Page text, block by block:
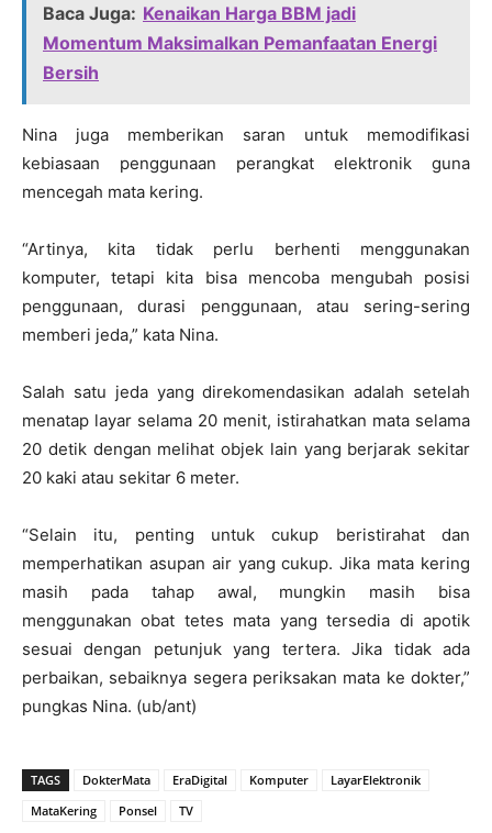
Baca Juga: Kenaikan Harga BBM jadi
Momentum Maksimalkan Pemanfaatan Energi
Bersih
Nina juga memberikan saran untuk memodifikasi
kebiasaan penggunaan perangkat elektronik guna
mencegah mata kering.
“Artinya, kita tidak perlu berhenti menggunakan
komputer, tetapi kita bisa mencoba mengubah posisi
penggunaan, durasi penggunaan, atau sering-sering
memberi jeda,” kata Nina.
Salah satu jeda yang direkomendasikan adalah setelah
menatap layar selama 20 menit, istirahatkan mata selama
20 detik dengan melihat objek lain yang berjarak sekitar
20 kaki atau sekitar 6 meter.
“Selain itu, penting untuk cukup beristirahat dan
memperhatikan asupan air yang cukup. Jika mata kering
masih pada tahap awal, mungkin masih bisa
menggunakan obat tetes mata yang tersedia di apotik
sesuai dengan petunjuk yang tertera. Jika tidak ada
perbaikan, sebaiknya segera periksakan mata ke dokter,”
pungkas Nina. (ub/ant)
TAGS DokterMata EraDigital Komputer
LayarElektronik
MataKering
Ponsel TV